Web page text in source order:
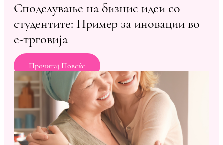
Споделување на бизнис идеи со
студентите: Пример за иновации во
е-трговија
Прочитај Повеќе